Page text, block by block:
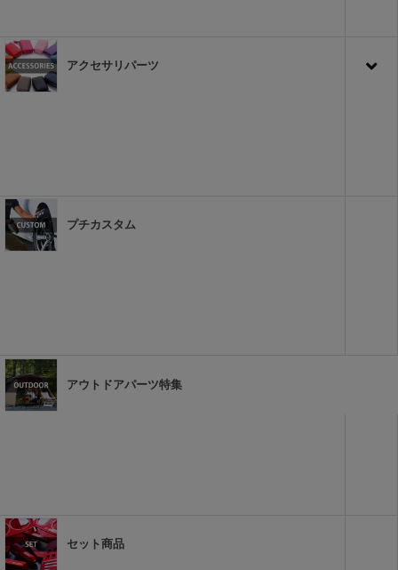
アクセサリパーツ
プチカスタム
アウトドアパーツ特集
セット商品